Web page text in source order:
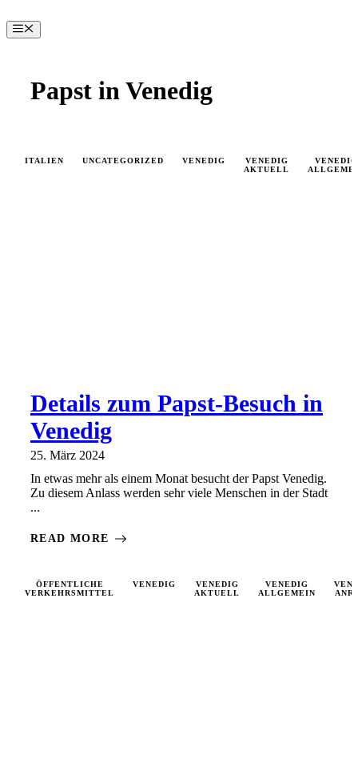
Inhalt
springen
Menü
Papst in Venedig
ITALIEN UNCATEGORIZED VENEDIG
VENEDIG
AKTUELL
VENEDIG
Details zum Papst-Besuch in
Venedig
25. März 2024
In etwas mehr als einem Monat besucht der Papst Venedig.
Zu diesem Anlass werden sehr viele Menschen in der Stadt
...
READ MORE
ÖFFENTLICHE
VERKEHRSMITTEL
VENEDIG
VENEDIG
AKTUELL
VENEDIG
ALLGEMEIN